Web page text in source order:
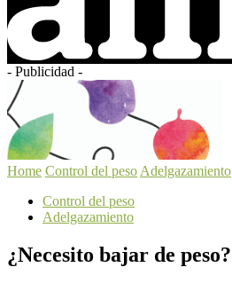
- Publicidad -
Home Control del peso Adelgazamiento
Control del peso
Adelgazamiento
¿Necesito bajar de peso?